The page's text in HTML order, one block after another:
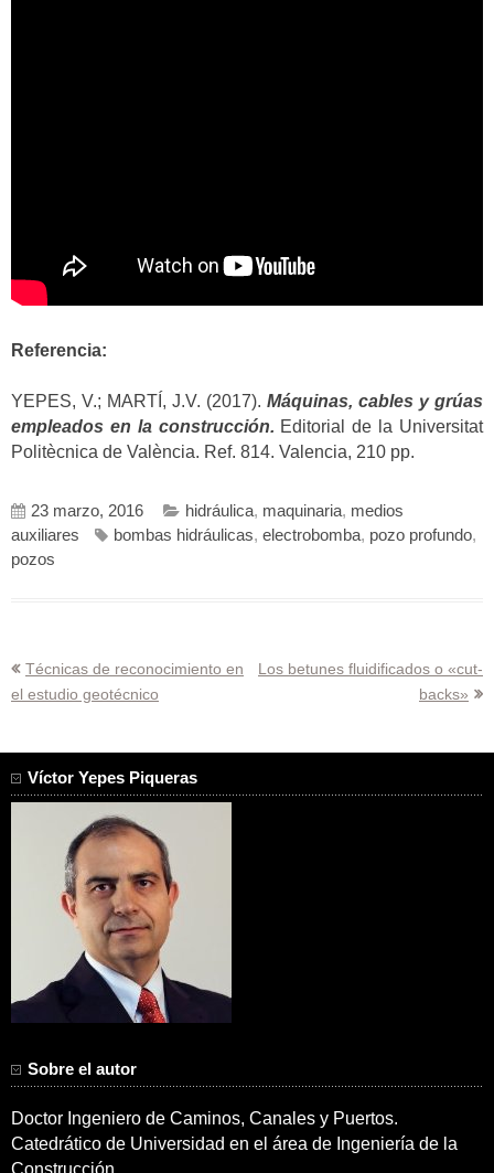
Referencia:
YEPES, V.; MARTÍ, J.V. (2017). Máquinas, cables y grúas
empleados en la construcción. Editorial de la Universitat
Politècnica de València. Ref. 814. Valencia, 210 pp.
23 marzo, 2016 hidráulica, maquinaria, medios
auxiliares
bombas hidráulicas, electrobomba, pozo profundo,
pozos
Navegación
de
Técnicas de reconocimiento en
el estudio geotécnico
Los betunes fluidificados o «cut-
backs»
Víctor Yepes Piqueras
Sobre el autor
Doctor Ingeniero de Caminos, Canales y Puertos.
Catedrático de Universidad en el área de Ingeniería de la
Construcción